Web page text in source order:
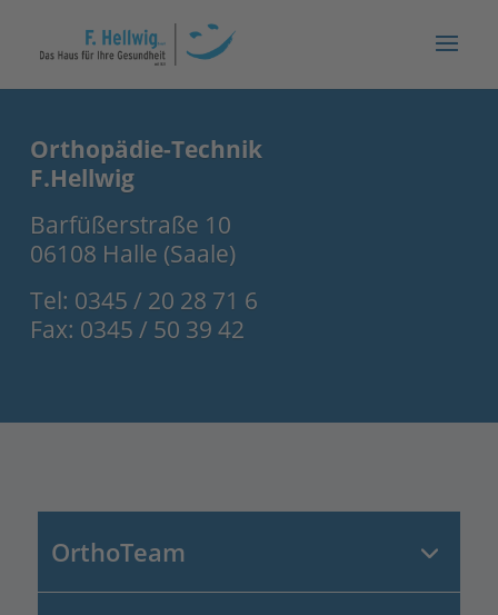
Orthopädie-Technik
F.Hellwig
Barfüßerstraße 10
06108 Halle (Saale)
Tel: 0345 / 20 28 71 6
Fax: 0345 / 50 39 42
OrthoTeam